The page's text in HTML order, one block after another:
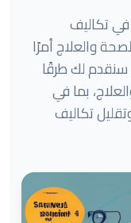
في تكاليف
والعلاج أمرًا
سنقدم لك طرقًا
بما في
تكاليف